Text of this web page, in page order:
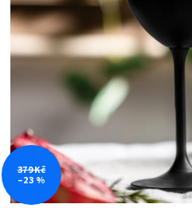
379 Kč
–23 %